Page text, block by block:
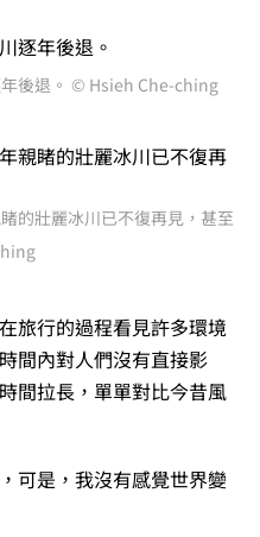
後退。 © Hsieh Che-ching
的壯麗冰川已不復再見，甚至
旅行的過程看見許多環境
間內對人們沒有直接影
間拉長，單單對比今昔風
可是，我沒有感覺世界變